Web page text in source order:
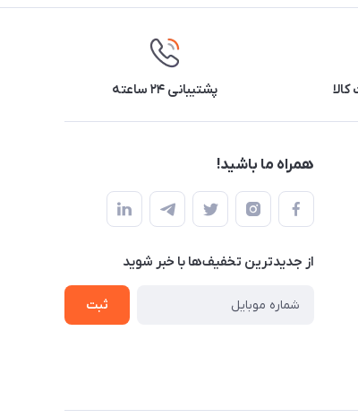
پشتیبانی ۲۴ ساعته
همراه ما باشید!
از جدید‌ترین تخفیف‌ها با‌ خبر شوید
ثبت